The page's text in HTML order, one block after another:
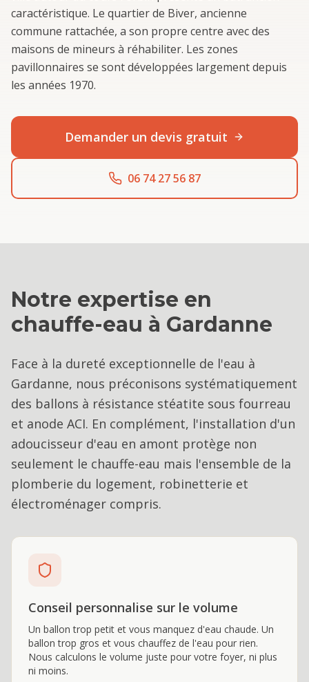
caractéristique. Le quartier de Biver, ancienne
commune rattachée, a son propre centre avec des
maisons de mineurs à réhabiliter. Les zones
pavillonnaires se sont développées largement depuis
les années 1970.
Demander un devis gratuit
06 74 27 56 87
Notre expertise en
chauffe-eau à Gardanne
Face à la dureté exceptionnelle de l'eau à
Gardanne, nous préconisons systématiquement
des ballons à résistance stéatite sous fourreau
et anode ACI. En complément, l'installation d'un
adoucisseur d'eau en amont protège non
seulement le chauffe-eau mais l'ensemble de la
plomberie du logement, robinetterie et
électroménager compris.
Conseil personnalise sur le volume
Un ballon trop petit et vous manquez d'eau chaude. Un
ballon trop gros et vous chauffez de l'eau pour rien.
Nous calculons le volume juste pour votre foyer, ni plus
ni moins.